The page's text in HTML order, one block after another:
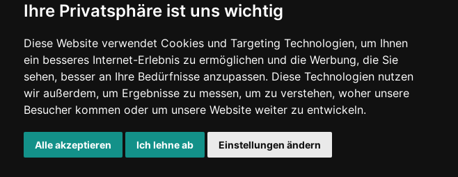
Ihre Privatsphäre ist uns wichtig
Diese Website verwendet Cookies und Targeting Technologien, um Ihnen
ein besseres Internet-Erlebnis zu ermöglichen und die Werbung, die Sie
sehen, besser an Ihre Bedürfnisse anzupassen. Diese Technologien nutzen
wir außerdem, um Ergebnisse zu messen, um zu verstehen, woher unsere
Besucher kommen oder um unsere Website weiter zu entwickeln.
Alle akzeptieren Ich lehne ab Einstellungen ändern
Android App
PARTNER
Partnerliste
Partner werden
Presseanfrage stellen
HILFE & SUPPORT
Häufig gestellte Fragen
Anfrage stellen